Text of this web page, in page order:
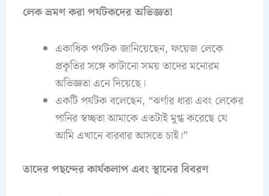
লেক ভ্রমণ করা পর্যটকদের অভিজ্ঞতা
একাধিক পর্যটক জানিয়েছেন, ফয়েজ লেকে
প্রকৃতির সঙ্গে কাটানো সময় তাদের মনোরম
অভিজ্ঞতা এনে দিয়েছে।
একটি পর্যটক বলেছেন, “ঝর্ণার ধারা এবং লেকের
পানির স্বচ্ছতা আমাকে এতটাই মুগ্ধ করেছে যে
আমি এখানে বারবার আসতে চাই।”
তাদের পছন্দের কার্যকলাপ এবং স্থানের বিবরণ